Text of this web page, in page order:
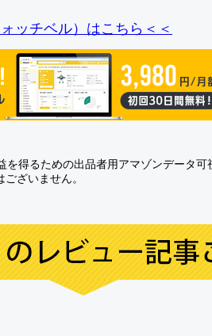
ッチベル）はこちら＜＜
得るための出品者用アマゾンデータ可
ざいません。